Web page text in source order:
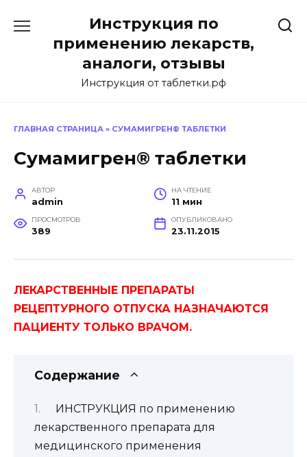
содержанию
Инструкция по
применению лекарств,
аналоги, отзывы
Инструкция от таблетки.рф
ГЛАВНАЯ СТРАНИЦА » СУМАМИГРЕН® ТАБЛЕТКИ
Сумамигрен® таблетки
АВТОР
admin
НА ЧТЕНИЕ
11 мин
ПРОСМОТРОВ
389
ОПУБЛИКОВАНО
23.11.2015
ЛЕКАРСТВЕННЫЕ ПРЕПАРАТЫ
РЕЦЕПТУРНОГО ОТПУСКА НАЗНАЧАЮТСЯ
ПАЦИЕНТУ ТОЛЬКО ВРАЧОМ.
Содержание
ИНСТРУКЦИЯ по применению
лекарственного препарата для
медицинского применения